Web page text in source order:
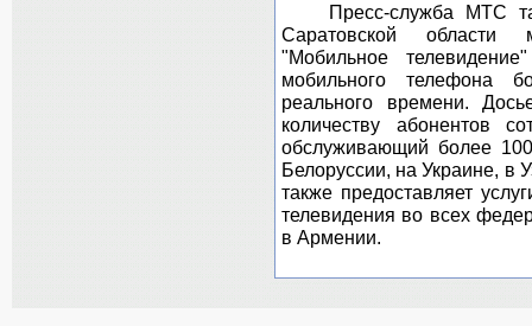
Пресс-служба МТС
Саратовской области
"Мобильное
мобильного телефона
реального времени.
количеству абонентов
обслуживающий более
Белоруссии, на Украине, в
также предоставляет
телевидения во всех
в Армении.